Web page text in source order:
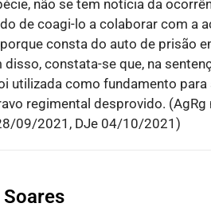
não se tem notícia da
de coagi-lo a colaborar com a
consta do auto de prisão
disso, constata-se que, na
utilizada como fundamento
regimental desprovido. (AgRg
09/2021, DJe 04/10/2021)